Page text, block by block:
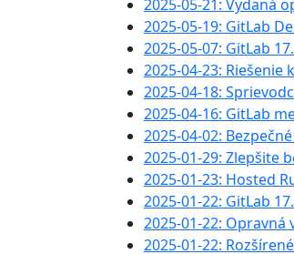
2025-05-21: Vydaná
2025-05-19: GitLab
2025-05-07: GitLab
2025-04-23:
2025-04-18:
2025-04-16: GitLab
2025-04-02:
2025-01-29: Zlepšite
2025-01-23: Hosted
2025-01-22: GitLab
2025-01-22: Opravná
2025-01-22: